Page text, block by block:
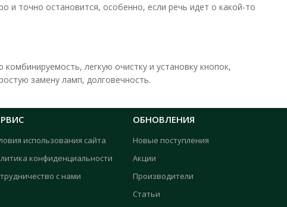
и точно остановится, особенно, если речь идет о какой-то
легкую очистку и установку кнопок,
замену ламп, долговечность.
использования сайта
конфиденциальности
с нами
ОБНОВЛЕНИЯ
Новые поступления
Акции
Производители
Статьи